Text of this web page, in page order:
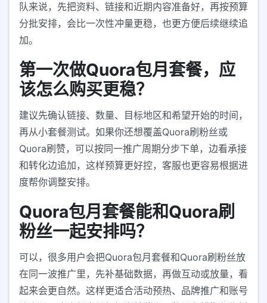
队来说，先把资料、链接和近期内容准备好，再按预算
分批安排，会比一次性冲量更稳，也更方便后续继续追
加。
第一次做Quora包月套餐，应
该怎么购买更稳？
建议先确认链接、数量、目标地区和希望开始的时间，
再从小套餐测试。如果你还想覆盖Quora刷粉丝或
Quora刷赞，可以按同一推广周期分步下单，边看承接
和转化边追加，这样预算更好控，客服也更容易根据进
度帮你调整安排。
Quora包月套餐能和Quora刷
粉丝一起安排吗？
可以，很多用户会把Quora包月套餐和Quora刷粉丝放
在同一波推广里，先补基础数据，再做互动或放量，看
起来会更自然。这样更适合活动预热、品牌推广和账号